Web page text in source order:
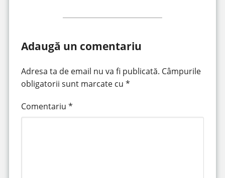
Adaugă un comentariu
Adresa ta de email nu va fi publicată. Câmpurile
obligatorii sunt marcate cu *
Comentariu *